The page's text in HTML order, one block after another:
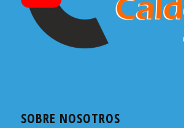
SOBRE NOSOTROS